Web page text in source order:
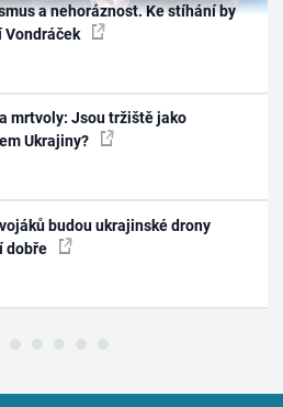
a nehoráznost. Ke stíhání by
Vondráček
mrtvoly: Jsou tržiště jako
Ukrajiny?
budou ukrajinské drony
dobře